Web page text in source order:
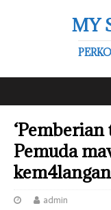
MY
Pemuda
kem4langan
admin